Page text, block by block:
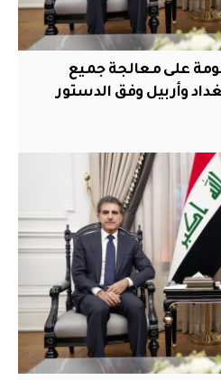
على معالجة جميع
وأربيل وفق الدستور